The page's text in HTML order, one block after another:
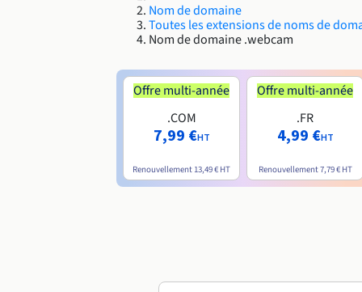
Nom de domaine
Toutes les extensions de noms de
Nom de domaine .webcam
Offre multi-année
.COM
7,99 €HT
Renouvellement 13,49 € HT
Offre multi-année
.FR
4,99 €HT
Renouvellement7,79 € HT